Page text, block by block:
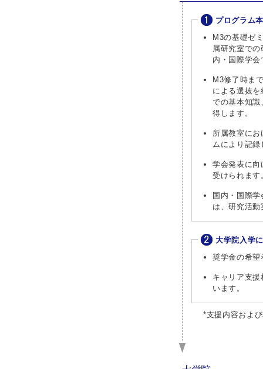
プログラム
M3の基礎ゼ
属研究室で
内・国際学
M3修了時ま
による選抜を
での基本知
得します。
所属教室に
ムにより記
学会発表に
受けられます
国内・国際
は、研究活
大学院入学
奨学金の希
キャリア支
います。
*支援内容およ